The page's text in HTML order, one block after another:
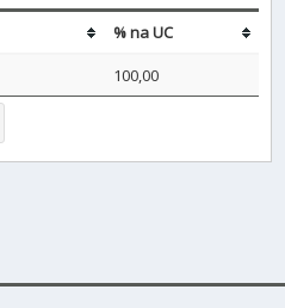
% na UC
100,00